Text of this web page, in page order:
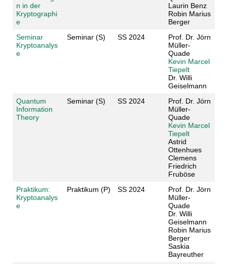
n in der
Kryptographi
e
Laurin Benz
Robin Marius
Berger
Seminar
Kryptoanalys
e
Seminar (S) SS 2024
Prof. Dr. Jörn
Müller-
Quade
Kevin Marcel
Tiepelt
Dr. Willi
Geiselmann
Quantum
Information
Theory
Seminar (S) SS 2024
Prof. Dr. Jörn
Müller-
Quade
Kevin Marcel
Tiepelt
Astrid
Ottenhues
Clemens
Friedrich
Fruböse
Praktikum:
Kryptoanalys
e
Praktikum (P) SS 2024
Prof. Dr. Jörn
Müller-
Quade
Dr. Willi
Geiselmann
Robin Marius
Berger
Saskia
Bayreuther